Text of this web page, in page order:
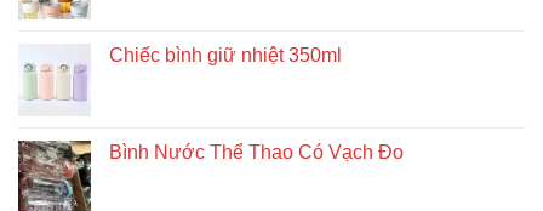
Chiếc bình giữ nhiệt 350ml
Bình Nước Thể Thao Có Vạch Đo